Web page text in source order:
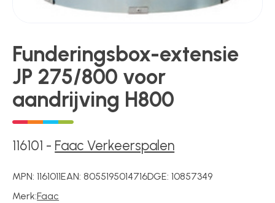
Poortonderdelen
Pulsgevers
Sloten
Toegangscontrole
Toegangsverlening
Funderingsbox-extensie
JP 275/800 voor
aandrijving H800
116101 - Faac Verkeerspalen
MPN:1161011EAN:8055195014716DGE:10857349
Merk:Faac